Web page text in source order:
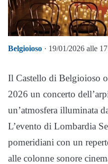
Belgioioso · 19/01/2026 alle
Il Castello di Belgioioso
2026 un concerto
un’atmosfera illuminata
L’evento di Lombardia
pomeridiani con un
alle colonne sonore